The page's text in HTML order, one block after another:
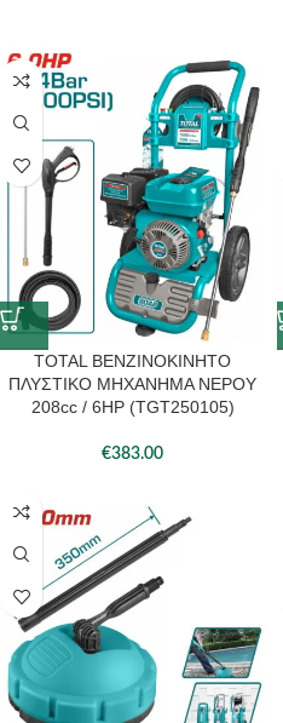
TOTAL ΒΕΝΖΙΝΟΚΙΝΗΤΟ
ΠΛΥΣΤΙΚΟ ΜΗΧΑΝΗΜΑ ΝΕΡΟΥ
208cc / 6HP (TGT250105)
€383.00